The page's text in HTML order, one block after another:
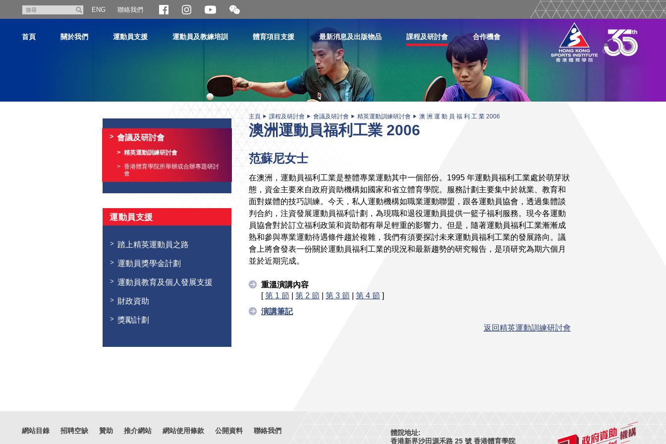
尋
ENG 聯絡我們
開
合
首頁 關於我們 運動員支援 運動員及教練培訓 體育項目支援 最新消息及出版物品 課程及研討會 合作機會
會議及研討會
精英運動訓練研討會
香港體育學院所舉辦或合辦專題研討
會
運動員支援
踏上精英運動員之路
運動員獎學金計劃
運動員教育及個人發展支援
財政資助
獎勵計劃
主頁 課程及研討會 會議及研討會 精英運動訓練研討會 澳 洲 運 動 員 福 利 工 業 2006
澳洲運動員福利工業 2006
范蘇尼女士
在澳洲，運動員福利工業是整體專業運動其中一個部份。1995 年運動員福利工業處於萌芽狀
態，資金主要來自政府資助機構如國家和省立體育學院。服務計劃主要集中於就業、教育和
面對媒體的技巧訓練。今天，私人運動機構如職業運動聯盟，跟各運動員協會，透過集體談
判合約，注資發展運動員福利計劃，為現職和退役運動員提供一籃子福利服務。現今各運動
員協會對於訂立福利政策和資助都有舉足輕重的影響力。但是，隨著運動員福利工業漸漸成
熟和參與專業運動待遇條件趨於複雜，我們有須要探討未來運動員福利工業的發展路向。議
會上將會發表一份關於運動員福利工業的現況和最新趨勢的研究報告，是項研究為期六個月
並於近期完成。
重溫演講內容
[第 1 節 | 第 2 節 | 第 3 節 | 第 4 節 ]
演講筆記
返回精英運動訓練研討會
體院地址:
香港新界沙田源禾路 25 號 香港體育學院
網站目錄 招聘空缺 贊助 推介網站 網站使用條款 公開資料 聯絡我們